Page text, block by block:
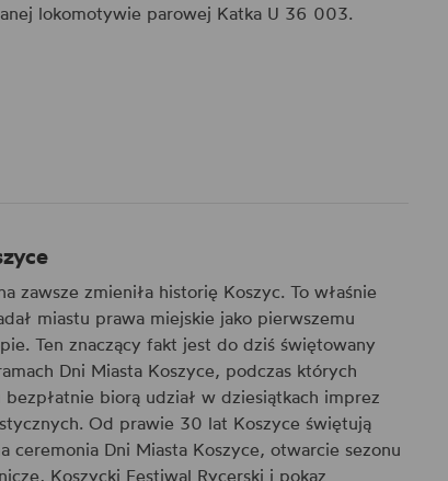
lokomotywie parowej Katka U 36 003.
zawsze zmieniła historię Koszyc. To właśnie
miastu prawa miejskie jako pierwszemu
Ten znaczący fakt jest do dziś świętowany
Dni Miasta Koszyce, podczas których
biorą udział w dziesiątkach imprez
Od prawie 30 lat Koszyce świętują
ceremonia Dni Miasta Koszyce, otwarcie sezonu
Koszycki Festiwal Rycerski i pokaz